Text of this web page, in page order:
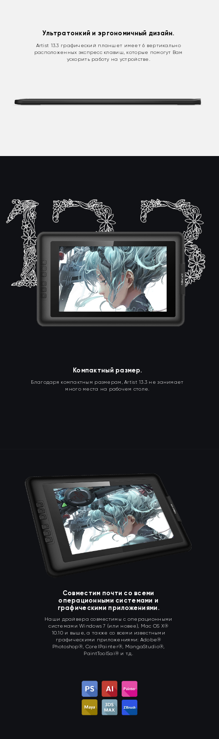
Ультратонкий и эргономичный дизайн.
Artist 13.3 графический планшет имеет 6 вертикально
расположенных экспресс клавиш, которые помогут Вам
ускорить работу на устройстве.
Компактный размер.
Благодаря компактным размерам, Artist 13.3 не занимает
много места на рабочем столе.
Совместим почти со всеми
операционными системами и
графическими приложениями.
Наши драйвера совместимы с операционными
системами Windows 7 (или новее), Mac OS X®
10.10 и выше, а также со всеми известными
графическими приложениями: Adobe®
Photoshop®, CorelPainter®, MangaStudio®,
PaintToolSai® и т.д.